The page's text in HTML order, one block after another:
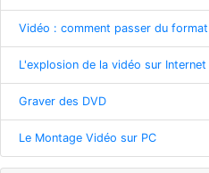
Vidéo : comment passer du format
L'explosion de la vidéo sur Internet
Graver des DVD
Le Montage Vidéo sur PC